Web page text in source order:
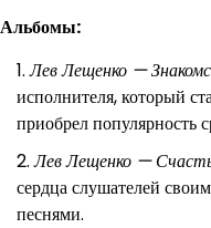
Альбомы:
Лев Лещенко —
исполнителя, который
приобрел популярность
Лев Лещенко —
сердца слушателей
песнями.